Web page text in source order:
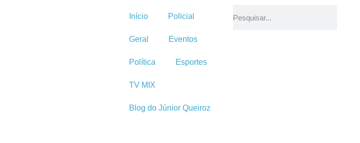
Início Policial
Geral Eventos
Política Esportes
TV MIX
Blog do Júnior Queiroz